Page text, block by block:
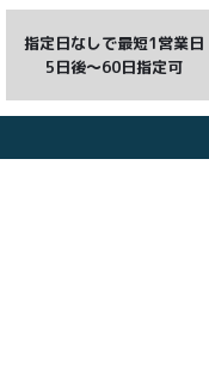
指定日なしで最短1営業日
5日後〜60日指定可